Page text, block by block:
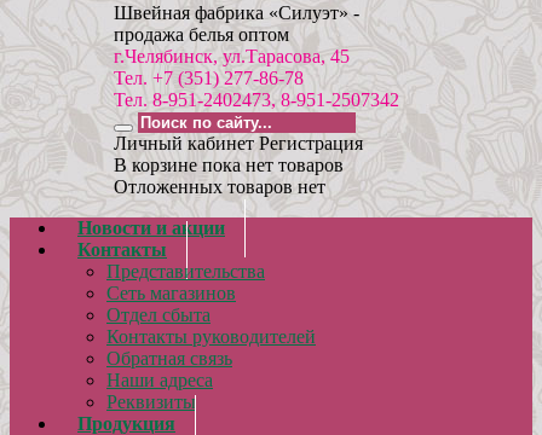
Швейная фабрика «Силуэт» -
продажа белья оптом
г.Челябинск, ул.Тарасова, 45
Тел. +7 (351) 277-86-78
Тел. 8-951-2402473, 8-951-2507342
Личный кабинет Регистрация
В корзине пока нет товаров
Отложенных товаров нет
Новости и акции
Контакты
Представительства
Сеть магазинов
Отдел сбыта
Контакты руководителей
Обратная связь
Наши адреса
Реквизиты
Продукция